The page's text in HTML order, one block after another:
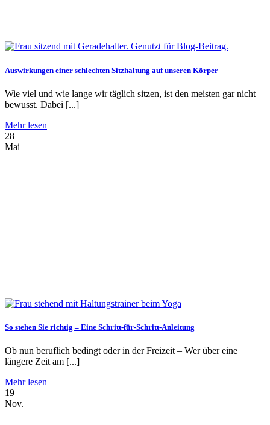
Auswirkungen einer schlechten Sitzhaltung auf unseren Körper
Wie viel und wie lange wir täglich sitzen, ist den meisten gar nicht
bewusst. Dabei [...]
Mehr lesen
28
Mai
So stehen Sie richtig – Eine Schritt-für-Schritt-Anleitung
Ob nun beruflich bedingt oder in der Freizeit – Wer über eine
längere Zeit am [...]
Mehr lesen
19
Nov.